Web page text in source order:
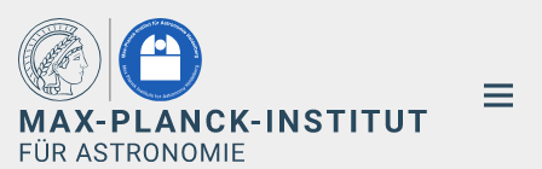
Hauptinhalt